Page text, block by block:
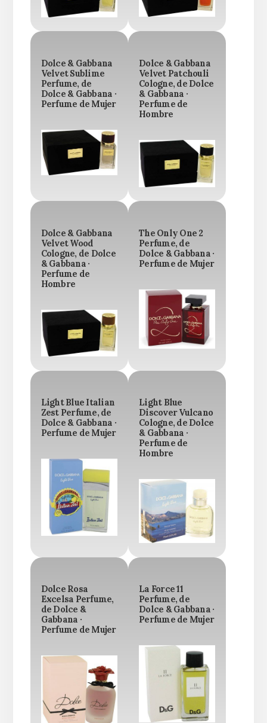
Dolce & Gabbana
Velvet Sublime
Perfume, de
Dolce & Gabbana ·
Perfume de Mujer
Dolce & Gabbana
Velvet Patchouli
Cologne, de Dolce
& Gabbana ·
Perfume de
Hombre
Dolce & Gabbana
Velvet Wood
Cologne, de Dolce
& Gabbana ·
Perfume de
Hombre
The Only One 2
Perfume, de
Dolce & Gabbana ·
Perfume de Mujer
Light Blue Italian
Zest Perfume, de
Dolce & Gabbana ·
Perfume de Mujer
Light Blue
Discover Vulcano
Cologne, de Dolce
& Gabbana ·
Perfume de
Hombre
Dolce Rosa
Excelsa Perfume,
de Dolce &
Gabbana ·
Perfume de Mujer
La Force 11
Perfume, de
Dolce & Gabbana ·
Perfume de Mujer